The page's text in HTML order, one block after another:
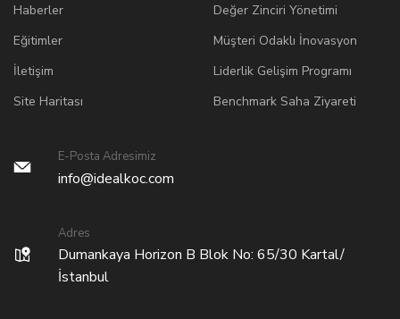
Haberler
Eğitimler
İletişim
Site Haritası
Değer Zinciri Yönetimi
Müşteri Odaklı İnovasyon
Liderlik Gelişim Programı
Benchmark Saha Ziyareti
E-Posta Adresimiz
info@idealkoc.com
Adres
Dumankaya Horizon B Blok No: 65/30 Kartal/
İstanbul